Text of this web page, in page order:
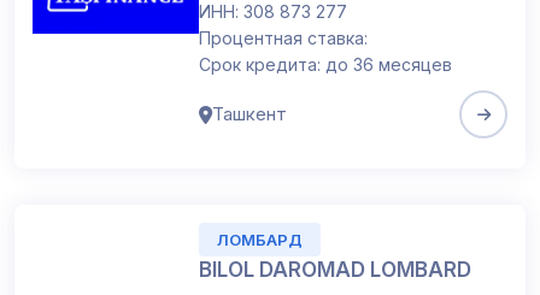
ИНН: 308 873 277
Процентная ставка:
Срок кредита: до 36 месяцев
Ташкент
ЛОМБАРД
BILOL DAROMAD LOMBARD